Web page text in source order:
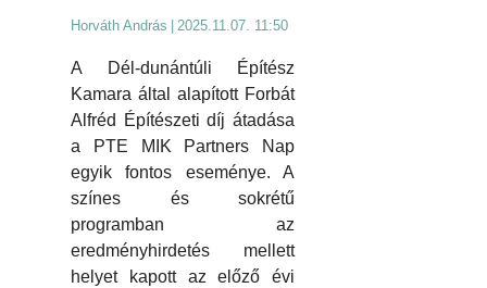
Horváth András 2025.11.07. 11:50
A Dél-dunántúli Építész
Kamara által alapított Forbát
Alfréd Építészeti díj átadása
a PTE MIK Partners Nap
egyik fontos eseménye. A
színes és sokrétű
programban az
eredményhirdetés mellett
helyet kapott az előző évi